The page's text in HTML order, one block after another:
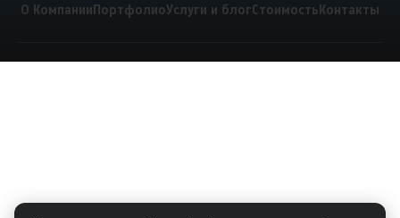
О КомпанииПортфолиоУслуги и блогСтоимостьКонтакты